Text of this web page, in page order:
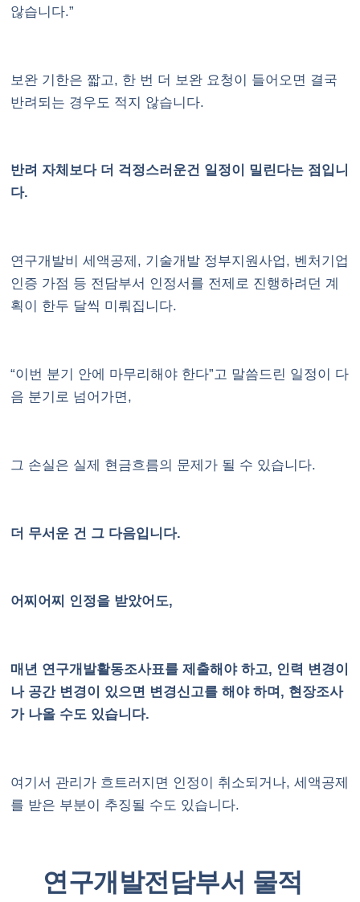
않습니다.”
보완 기한은 짧고, 한 번 더 보완 요청이 들어오면 결국
반려되는 경우도 적지 않습니다.
반려 자체보다 더 걱정스러운건 일정이 밀린다는 점입니
다.
연구개발비 세액공제, 기술개발 정부지원사업, 벤처기업
인증 가점 등 전담부서 인정서를 전제로 진행하려던 계
획이 한두 달씩 미뤄집니다.
“이번 분기 안에 마무리해야 한다”고 말씀드린 일정이 다
음 분기로 넘어가면,
그 손실은 실제 현금흐름의 문제가 될 수 있습니다.
더 무서운 건 그 다음입니다.
어찌어찌 인정을 받았어도,
매년 연구개발활동조사표를 제출해야 하고, 인력 변경이
나 공간 변경이 있으면 변경신고를 해야 하며, 현장조사
가 나올 수도 있습니다.
여기서 관리가 흐트러지면 인정이 취소되거나, 세액공제
를 받은 부분이 추징될 수도 있습니다.
연구개발전담부서 물적